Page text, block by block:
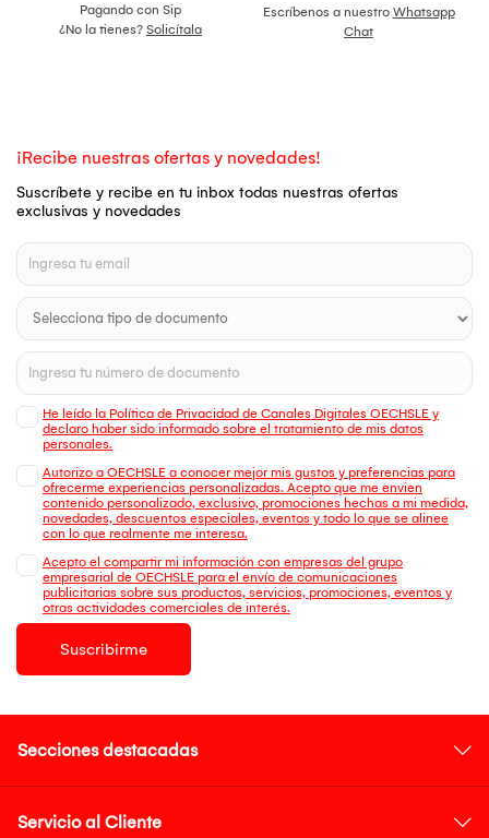
Pagando con Sip
¿No la tienes? Solicítala
Escríbenos a nuestro Whatsapp
Chat
¡Recibe nuestras ofertas y novedades!
Suscríbete y recibe en tu inbox todas nuestras ofertas
exclusivas y novedades
He leído la Política de Privacidad de Canales Digitales OECHSLE y
declaro haber sido informado sobre el tratamiento de mis datos
personales.
Autorizo a OECHSLE a conocer mejor mis gustos y preferencias para
ofrecerme experiencias personalizadas. Acepto que me envien
contenido personalizado, exclusivo, promociones hechas a mi medida,
novedades, descuentos especiales, eventos y todo lo que se alinee
con lo que realmente me interesa.
Acepto el compartir mi información con empresas del grupo
empresarial de OECHSLE para el envío de comunicaciones
publicitarias sobre sus productos, servicios, promociones, eventos y
otras actividades comerciales de interés.
Suscribirme
Secciones destacadas
Servicio al Cliente